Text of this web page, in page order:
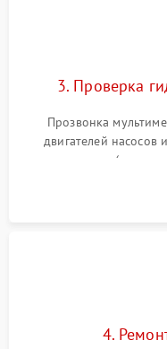
3. Проверка
Прозвонка
двигателей насосов
прессостата
концевика дверцы и
4.